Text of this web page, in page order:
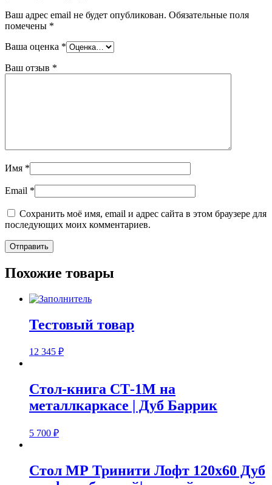
Ваш адрес email не будет опубликован. Обязательные поля
помечены *
Ваша оценка *
Ваш отзыв *
Имя *
Email *
Сохранить моё имя, email и адрес сайта в этом браузере для
последующих моих комментариев.
Похожие товары
Тестовый товар
12 345 ₽
Стол-книга СТ-1М на
металлкаркасе | Дуб Баррик
5 700 ₽
Стол МР Тринити Лофт 120х60 Дуб